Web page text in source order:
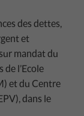
des dettes,
et
mandat du
l’Ecole
et du Centre
dans le